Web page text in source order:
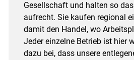
Gesellschaft und halten so
aufrecht. Sie kaufen regional
damit den Handel, wo
Jeder einzelne Betrieb ist hier
dazu bei, dass unsere